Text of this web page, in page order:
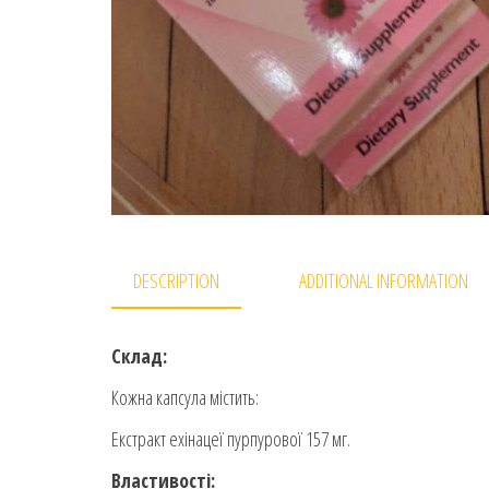
DESCRIPTION ADDITIONAL INFORMATION
Склад:
Кожна капсула містить:
Екстракт ехінацеї пурпурової 157 мг.
Властивості: